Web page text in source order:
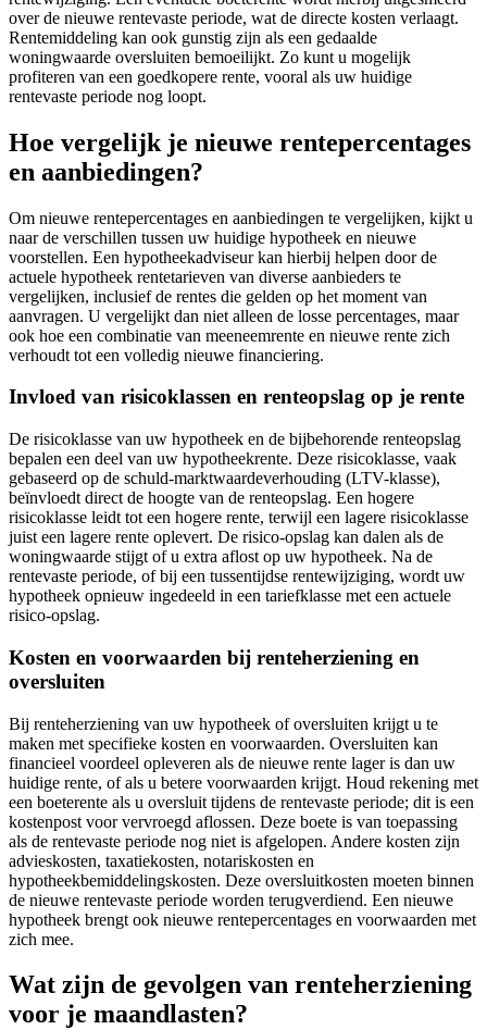
over de nieuwe rentevaste periode, wat de directe kosten verlaagt.
Rentemiddeling kan ook gunstig zijn als een gedaalde
woningwaarde oversluiten bemoeilijkt. Zo kunt u mogelijk
profiteren van een goedkopere rente, vooral als uw huidige
rentevaste periode nog loopt.
Hoe vergelijk je nieuwe rentepercentages
en aanbiedingen?
Om nieuwe rentepercentages en aanbiedingen te vergelijken, kijkt u
naar de verschillen tussen uw huidige hypotheek en nieuwe
voorstellen. Een hypotheekadviseur kan hierbij helpen door de
actuele hypotheek rentetarieven van diverse aanbieders te
vergelijken, inclusief de rentes die gelden op het moment van
aanvragen. U vergelijkt dan niet alleen de losse percentages, maar
ook hoe een combinatie van meeneemrente en nieuwe rente zich
verhoudt tot een volledig nieuwe financiering.
Invloed van risicoklassen en renteopslag op je rente
De risicoklasse van uw hypotheek en de bijbehorende renteopslag
bepalen een deel van uw hypotheekrente. Deze risicoklasse, vaak
gebaseerd op de schuld-marktwaardeverhouding (LTV-klasse),
beïnvloedt direct de hoogte van de renteopslag. Een hogere
risicoklasse leidt tot een hogere rente, terwijl een lagere risicoklasse
juist een lagere rente oplevert. De risico-opslag kan dalen als de
woningwaarde stijgt of u extra aflost op uw hypotheek. Na de
rentevaste periode, of bij een tussentijdse rentewijziging, wordt uw
hypotheek opnieuw ingedeeld in een tariefklasse met een actuele
risico-opslag.
Kosten en voorwaarden bij renteherziening en
oversluiten
Bij renteherziening van uw hypotheek of oversluiten krijgt u te
maken met specifieke kosten en voorwaarden. Oversluiten kan
financieel voordeel opleveren als de nieuwe rente lager is dan uw
huidige rente, of als u betere voorwaarden krijgt. Houd rekening met
een boeterente als u oversluit tijdens de rentevaste periode; dit is een
kostenpost voor vervroegd aflossen. Deze boete is van toepassing
als de rentevaste periode nog niet is afgelopen. Andere kosten zijn
advieskosten, taxatiekosten, notariskosten en
hypotheekbemiddelingskosten. Deze oversluitkosten moeten binnen
de nieuwe rentevaste periode worden terugverdiend. Een nieuwe
hypotheek brengt ook nieuwe rentepercentages en voorwaarden met
zich mee.
Wat zijn de gevolgen van renteherziening
voor je maandlasten?